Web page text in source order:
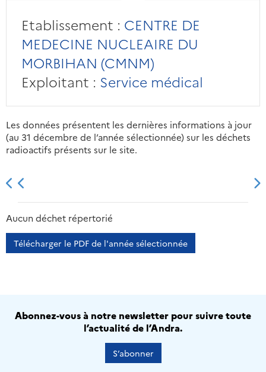
Etablissement : CENTRE DE
MEDECINE NUCLEAIRE DU
MORBIHAN (CMNM)
Exploitant : Service médical
Les données présentent les dernières informations à jour
(au 31 décembre de l’année sélectionnée) sur les déchets
radioactifs présents sur le site.
2013 2014
Aucun déchet répertorié
Télécharger le PDF de l'année sélectionnée
Abonnez-vous à notre newsletter pour suivre toute
l’actualité de l’Andra.
S’abonner